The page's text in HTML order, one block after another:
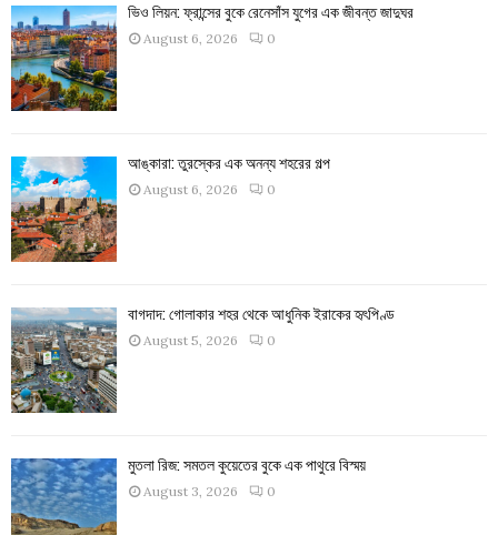
ভিও লিয়ন: ফ্রান্সের বুকে রেনেসাঁস যুগের এক জীবন্ত জাদুঘর
August 6, 2026 0
আঙ্কারা: তুরস্কের এক অনন্য শহরের গল্প
August 6, 2026 0
বাগদাদ: গোলাকার শহর থেকে আধুনিক ইরাকের হৃৎপিণ্ড
August 5, 2026 0
মুতলা রিজ: সমতল কুয়েতের বুকে এক পাথুরে বিস্ময়
August 3, 2026 0